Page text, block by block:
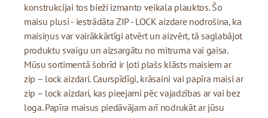
konstrukcijai tos bieži izmanto veikala plauktos. Šo
maisu plusi - iestrādāta ZIP - LOCK aizdare nodrošina, ka
maisiņus var vairākkārtīgi atvērt un aizvērt, tā saglabājot
produktu svaigu un aizsargātu no mitruma vai gaisa.
Mūsu sortimentā šobrīd ir ļoti plašs klāsts maisiem ar
zip – lock aizdari. Caurspīdīgi, krāsaini vai papīra maisi ar
zip – lock aizdari, kas pieejami pēc vajadzības ar vai bez
loga. Papīra maisus piedāvājam arī nodrukāt ar jūsu